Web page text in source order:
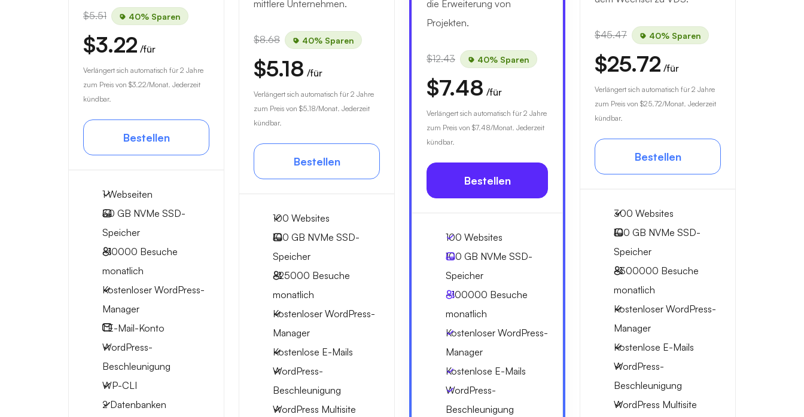
$5.51 40% Sparen
$3.22 /für
Verlängert sich automatisch für 2 Jahre
zum Preis von $3.22/Monat. Jederzeit
kündbar.
Bestellen
1 Webseiten
30 GB NVMe SSD-
Speicher
~10000 Besuche
monatlich
Kostenloser WordPress-
Manager
1E-Mail-Konto
WordPress-
Beschleunigung
WP-CLI
2 Datenbanken
mittlere Unternehmen.
$8.68 40% Sparen
$5.18 /für
Verlängert sich automatisch für 2 Jahre
zum Preis von $5.18/Monat. Jederzeit
kündbar.
Bestellen
100 Websites
100 GB NVMe SSD-
Speicher
~25000 Besuche
monatlich
Kostenloser WordPress-
Manager
Kostenlose E-Mails
WordPress-
Beschleunigung
WordPress Multisite
die Erweiterung von
Projekten.
$12.43 40% Sparen
$7.48 /für
Verlängert sich automatisch für 2 Jahre
zum Preis von $7.48/Monat. Jederzeit
kündbar.
Bestellen
100 Websites
100 GB NVMe SSD-
Speicher
~100000 Besuche
monatlich
Kostenloser WordPress-
Manager
Kostenlose E-Mails
WordPress-
Beschleunigung
$45.47 40% Sparen
$25.72 /für
Verlängert sich automatisch für 2 Jahre
zum Preis von $25.72/Monat. Jederzeit
kündbar.
Bestellen
300 Websites
100 GB NVMe SSD-
Speicher
~300000 Besuche
monatlich
Kostenloser WordPress-
Manager
Kostenlose E-Mails
WordPress-
Beschleunigung
WordPress Multisite